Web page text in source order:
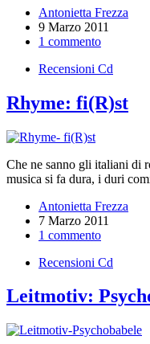
Antonietta Frezza
9 Marzo 2011
1 commento
Recensioni Cd
Rhyme: fi(R)st
Che ne sanno gli italiani di
musica si fa dura, i duri
Antonietta Frezza
7 Marzo 2011
1 commento
Recensioni Cd
Leitmotiv: